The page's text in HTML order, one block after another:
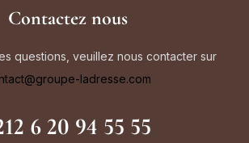
Contactez nous
questions, veuillez nous contacter sur
ladresse.com
6 20 94 55 55